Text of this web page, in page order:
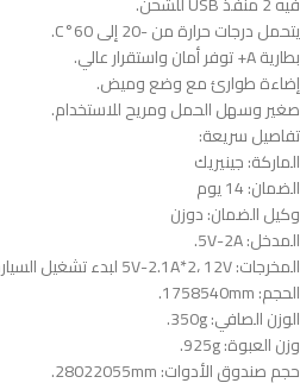
يتحمل درجات حرارة من -20 إلى 60°C.
بطارية A+ توفر أمان واستقرار عالي.
إضاءة طوارئ مع وضع وميض.
صغير وسهل الحمل ومريح للاستخدام.
تفاصيل سريعة:
الماركة: جينيريك
الضمان: 14 يوم
وكيل الضمان: دوزن
المدخل: 5V-2A.
المخرجات: 5V-2.1A*2، 12V لبدء تشغيل السيارة.
الحجم: 1758540mm.
الوزن الصافي: 350g.
وزن العبوة: 925g.
حجم صندوق الأدوات: 28022055mm.